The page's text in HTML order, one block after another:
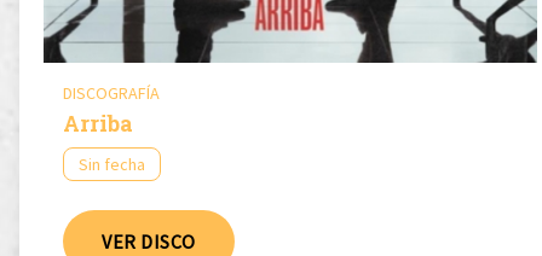
DISCOGRAFÍA
Arriba
Sin fecha
VER DISCO